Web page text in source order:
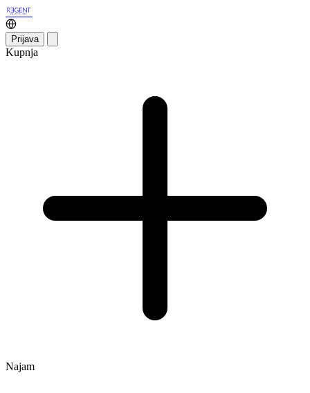
Prijava
Kupnja
Najam